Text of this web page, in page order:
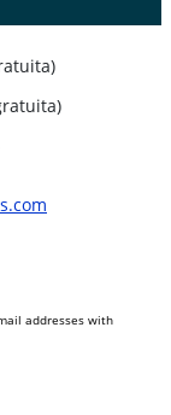
addresses with